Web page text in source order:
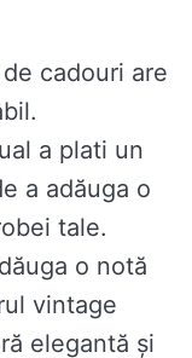
cadouri are
a plati un
a adăuga o
tale.
o notă
vintage
elegantă și